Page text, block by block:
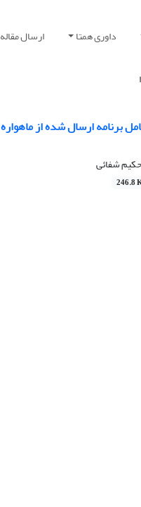
داوری همتا ارسال مقاله
برنامه ارسال شده از ماهواره
شفائی
246.8